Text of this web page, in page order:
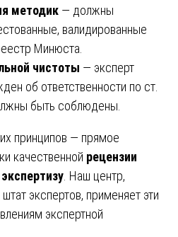
методик — должны
валидированные
Минюста.
чистоты — эксперт
об ответственности по ст.
быть соблюдены.
принципов — прямое
качественной рецензии
. Наш центр,
экспертов, применяет эти
экспертной